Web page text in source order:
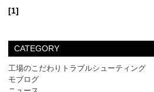
[1]
CATEGORY
工場のこだわりトラブルシューティング
モブログ